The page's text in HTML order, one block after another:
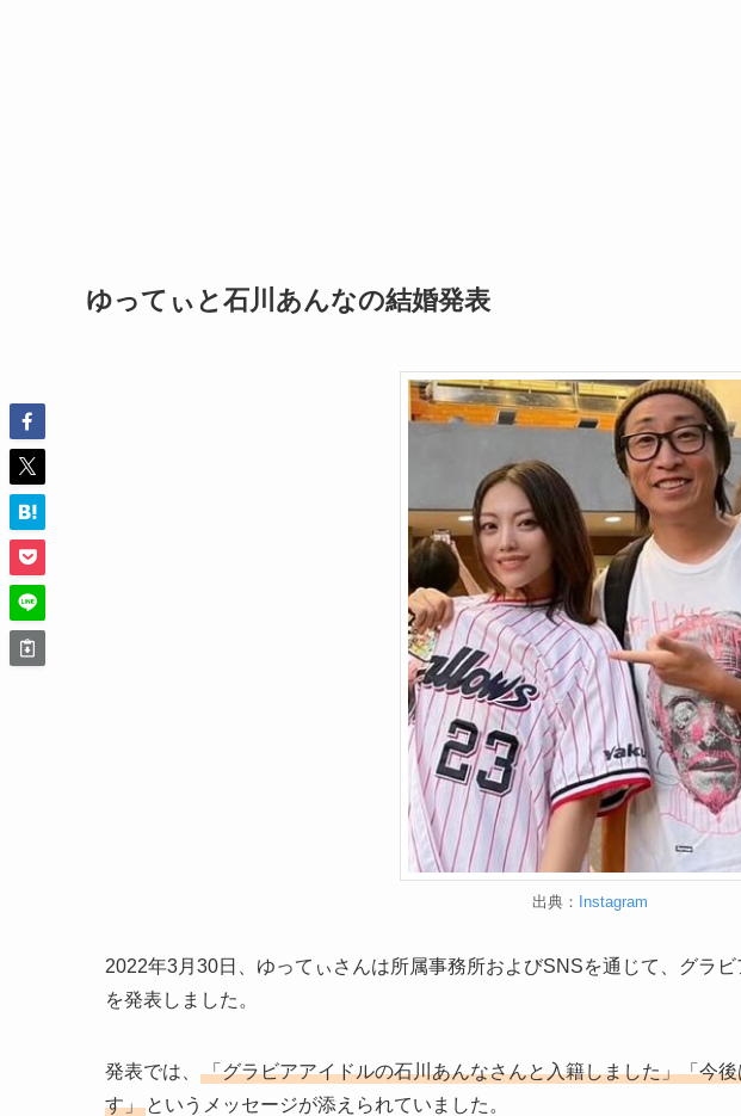
ゆってぃと石川あんなの結婚発表
出典： Instagram
2022年3月30日、ゆってぃさんは所属事務所およびSNSを通じて、グラ
を発表しました。
発表では、
「グラビアアイドルの石川あんなさんと入籍しました」「今
す」 というメッセージが添えられていました。